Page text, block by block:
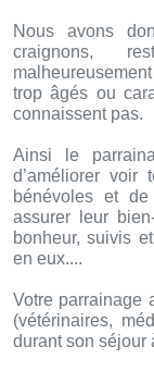
Nous avons
craignons,
trop âgés ou
connaissent pas.
Ainsi le
d’améliorer voir
bénévoles et
assurer leur
bonheur, suivis
en eux....
Votre parrainage
(vétérinaires,
durant son séjour